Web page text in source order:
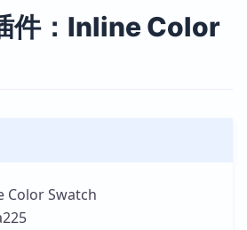
件：Inline Color
Color Swatch